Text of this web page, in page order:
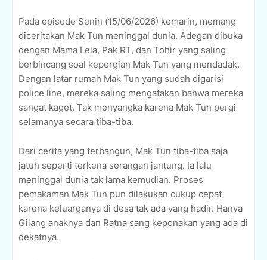
Pada episode Senin (15/06/2026) kemarin, memang
diceritakan Mak Tun meninggal dunia. Adegan dibuka
dengan Mama Lela, Pak RT, dan Tohir yang saling
berbincang soal kepergian Mak Tun yang mendadak.
Dengan latar rumah Mak Tun yang sudah digarisi
police line, mereka saling mengatakan bahwa mereka
sangat kaget. Tak menyangka karena Mak Tun pergi
selamanya secara tiba-tiba.
Dari cerita yang terbangun, Mak Tun tiba-tiba saja
jatuh seperti terkena serangan jantung. Ia lalu
meninggal dunia tak lama kemudian. Proses
pemakaman Mak Tun pun dilakukan cukup cepat
karena keluarganya di desa tak ada yang hadir. Hanya
Gilang anaknya dan Ratna sang keponakan yang ada di
dekatnya.